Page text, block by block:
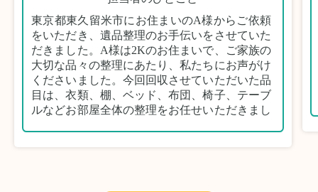
東京都東久留米市にお住まいのA様からご依頼
をいただき、遺品整理のお手伝いをさせていた
だきました。A様は2Kのお住まいで、ご家族の
大切な品々の整理にあたり、私たちにお声がけ
くださいました。今回回収させていただいた品
目は、衣類、棚、ベッド、布団、椅子、テーブ
ルなどお部屋全体の整理をお任せいただきまし